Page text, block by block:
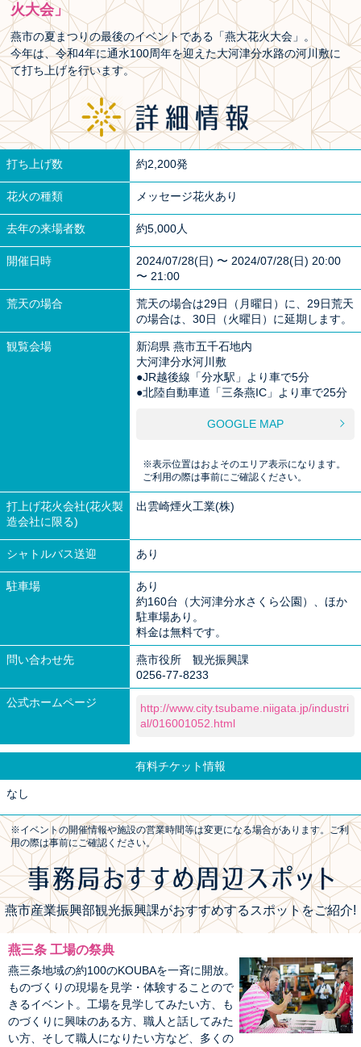
火大会」
燕市の夏まつりの最後のイベントである「燕大花火大会」。
今年は、令和4年に通水100周年を迎えた大河津分水路の河川敷に
て打ち上げを行います。
打ち上げ数 約2,200発
花火の種類 メッセージ花火あり
去年の来場者数 約5,000人
開催日時
2024/07/28(日) 〜 2024/07/28(日) 20:00
〜 21:00
荒天の場合
荒天の場合は29日（月曜日）に、29日荒天
の場合は、30日（火曜日）に延期します。
観覧会場
新潟県 燕市五千石地内
大河津分水河川敷
●JR越後線「分水駅」より車で5分
●北陸自動車道「三条燕IC」より車で25分
GOOGLE MAP
※表示位置はおよそのエリア表示になります。
ご利用の際は事前にご確認ください。
打上げ花火会社(花火製
造会社に限る)
出雲崎煙火工業(株)
シャトルバス送迎 あり
駐車場
あり
約160台（大河津分水さくら公園）、ほか
駐車場あり。
料金は無料です。
問い合わせ先
燕市役所 観光振興課
0256-77-8233
公式ホームページ
http://www.city.tsubame.niigata.jp/industri
al/016001052.html
有料チケット情報
なし
※イベントの開催情報や施設の営業時間等は変更になる場合があります。ご利
用の際は事前にご確認ください。
燕市産業振興部観光振興課がおすすめするスポットをご紹介!
燕三条 工場の祭典
燕三条地域の約100のKOUBAを一斉に開放。
ものづくりの現場を見学・体験することので
きるイベント。工場を見学してみたい方、も
のづくりに興味のある方、職人と話してみた
い方、そして職人になりたい方など、多くの